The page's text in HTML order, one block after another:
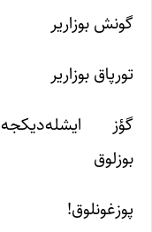
گونش بوزاریر
تورپاق بوزاریر
گؤز ایشله‌دیکجه
بوزلوق
پوزغونلوق!